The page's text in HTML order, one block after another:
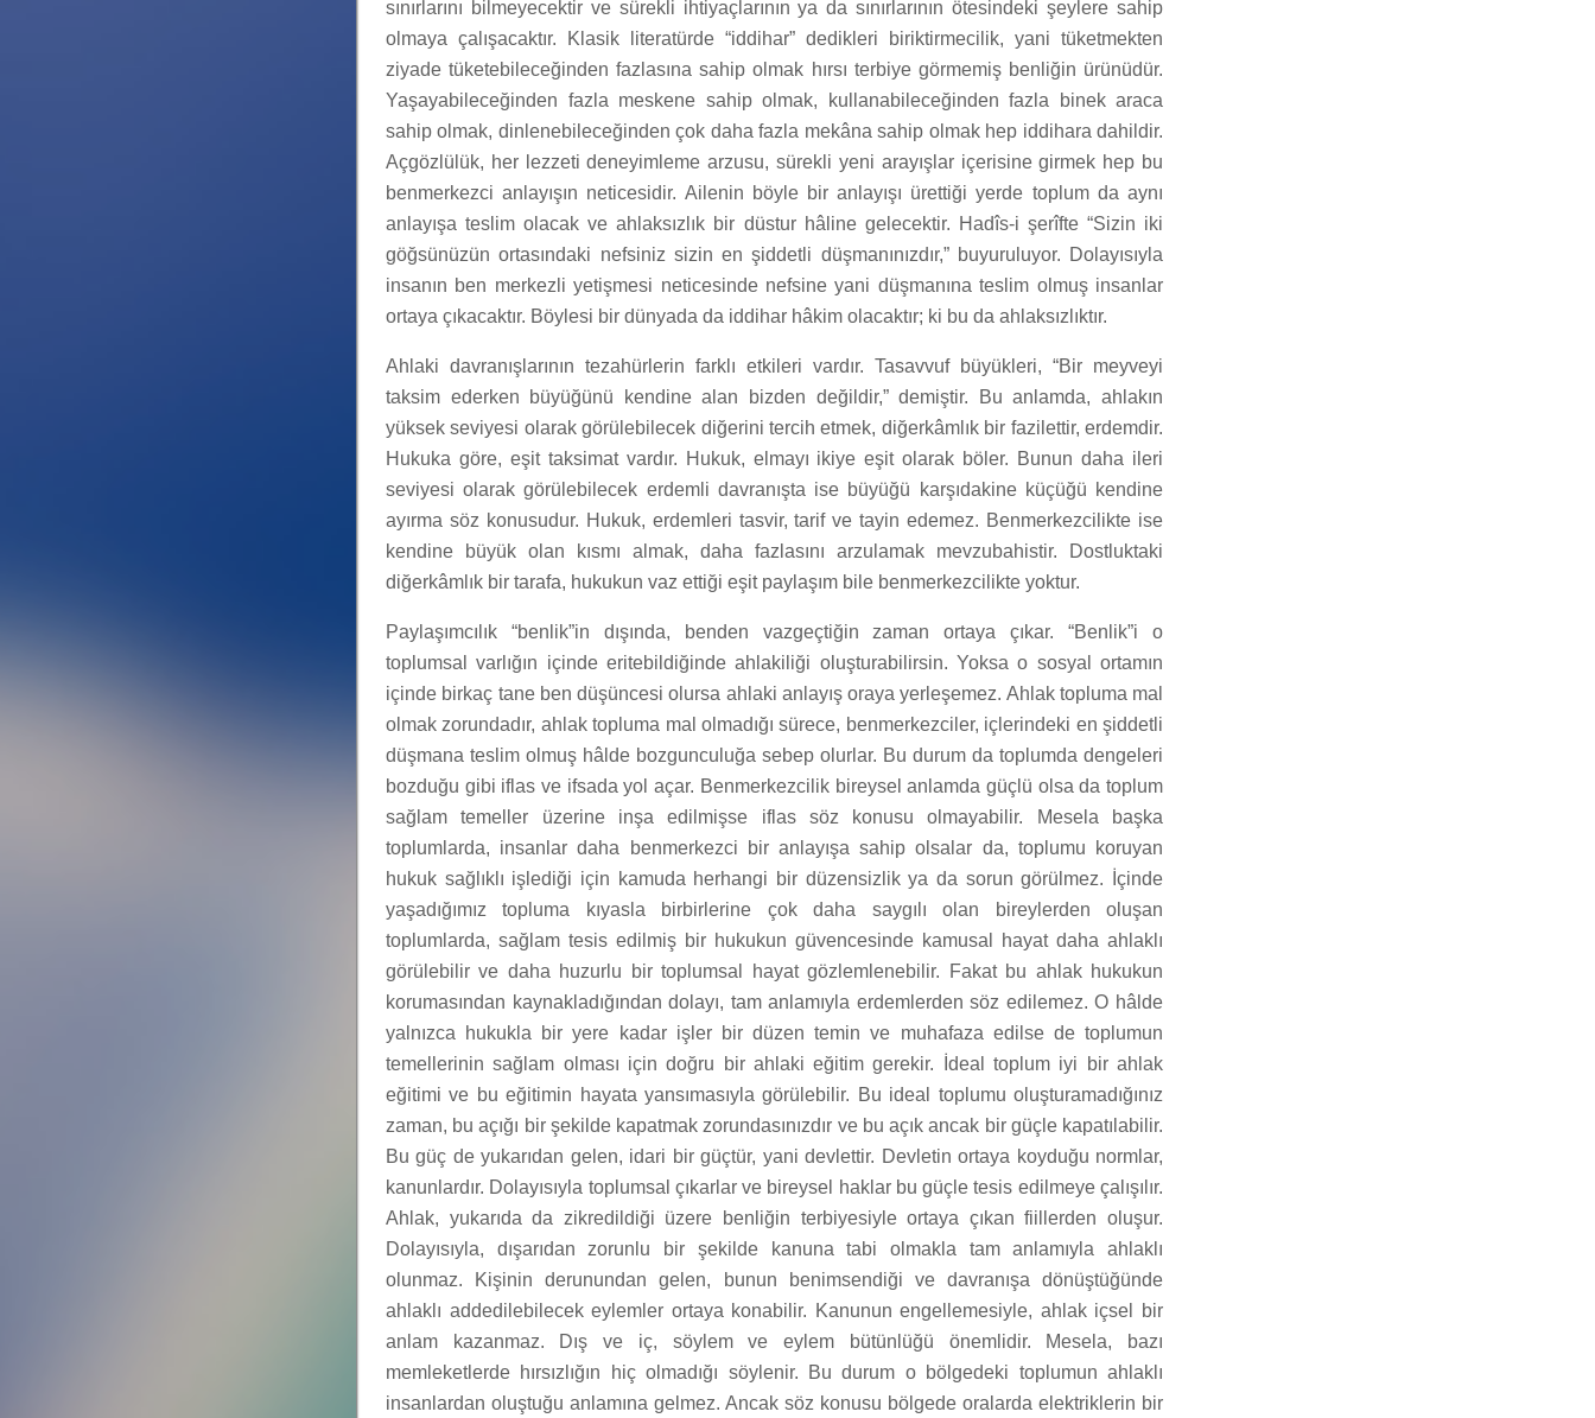
sınırlarını bilmeyecektir ve sürekli ihtiyaçlarının ya da sınırlarının ötesindeki şeylere sahip
olmaya çalışacaktır. Klasik literatürde “iddihar” dedikleri biriktirmecilik, yani tüketmekten
ziyade tüketebileceğinden fazlasına sahip olmak hırsı terbiye görmemiş benliğin ürünüdür.
Yaşayabileceğinden fazla meskene sahip olmak, kullanabileceğinden fazla binek araca
sahip olmak, dinlenebileceğinden çok daha fazla mekâna sahip olmak hep iddihara dahildir.
Açgözlülük, her lezzeti deneyimleme arzusu, sürekli yeni arayışlar içerisine girmek hep bu
benmerkezci anlayışın neticesidir. Ailenin böyle bir anlayışı ürettiği yerde toplum da aynı
anlayışa teslim olacak ve ahlaksızlık bir düstur hâline gelecektir. Hadîs-i şerîfte “Sizin iki
göğsünüzün ortasındaki nefsiniz sizin en şiddetli düşmanınızdır,” buyuruluyor. Dolayısıyla
insanın ben merkezli yetişmesi neticesinde nefsine yani düşmanına teslim olmuş insanlar
ortaya çıkacaktır. Böylesi bir dünyada da iddihar hâkim olacaktır; ki bu da ahlaksızlıktır.
Ahlaki davranışlarının tezahürlerin farklı etkileri vardır. Tasavvuf büyükleri, “Bir meyveyi
taksim ederken büyüğünü kendine alan bizden değildir,” demiştir. Bu anlamda, ahlakın
yüksek seviyesi olarak görülebilecek diğerini tercih etmek, diğerkâmlık bir fazilettir, erdemdir.
Hukuka göre, eşit taksimat vardır. Hukuk, elmayı ikiye eşit olarak böler. Bunun daha ileri
seviyesi olarak görülebilecek erdemli davranışta ise büyüğü karşıdakine küçüğü kendine
ayırma söz konusudur. Hukuk, erdemleri tasvir, tarif ve tayin edemez. Benmerkezcilikte ise
kendine büyük olan kısmı almak, daha fazlasını arzulamak mevzubahistir. Dostluktaki
diğerkâmlık bir tarafa, hukukun vaz ettiği eşit paylaşım bile benmerkezcilikte yoktur.
Paylaşımcılık “benlik”in dışında, benden vazgeçtiğin zaman ortaya çıkar. “Benlik”i o
toplumsal varlığın içinde eritebildiğinde ahlakiliği oluşturabilirsin. Yoksa o sosyal ortamın
içinde birkaç tane ben düşüncesi olursa ahlaki anlayış oraya yerleşemez. Ahlak topluma mal
olmak zorundadır, ahlak topluma mal olmadığı sürece, benmerkezciler, içlerindeki en şiddetli
düşmana teslim olmuş hâlde bozgunculuğa sebep olurlar. Bu durum da toplumda dengeleri
bozduğu gibi iflas ve ifsada yol açar. Benmerkezcilik bireysel anlamda güçlü olsa da toplum
sağlam temeller üzerine inşa edilmişse iflas söz konusu olmayabilir. Mesela başka
toplumlarda, insanlar daha benmerkezci bir anlayışa sahip olsalar da, toplumu koruyan
hukuk sağlıklı işlediği için kamuda herhangi bir düzensizlik ya da sorun görülmez. İçinde
yaşadığımız topluma kıyasla birbirlerine çok daha saygılı olan bireylerden oluşan
toplumlarda, sağlam tesis edilmiş bir hukukun güvencesinde kamusal hayat daha ahlaklı
görülebilir ve daha huzurlu bir toplumsal hayat gözlemlenebilir. Fakat bu ahlak hukukun
korumasından kaynakladığından dolayı, tam anlamıyla erdemlerden söz edilemez. O hâlde
yalnızca hukukla bir yere kadar işler bir düzen temin ve muhafaza edilse de toplumun
temellerinin sağlam olması için doğru bir ahlaki eğitim gerekir. İdeal toplum iyi bir ahlak
eğitimi ve bu eğitimin hayata yansımasıyla görülebilir. Bu ideal toplumu oluşturamadığınız
zaman, bu açığı bir şekilde kapatmak zorundasınızdır ve bu açık ancak bir güçle kapatılabilir.
Bu güç de yukarıdan gelen, idari bir güçtür, yani devlettir. Devletin ortaya koyduğu normlar,
kanunlardır. Dolayısıyla toplumsal çıkarlar ve bireysel haklar bu güçle tesis edilmeye çalışılır.
Ahlak, yukarıda da zikredildiği üzere benliğin terbiyesiyle ortaya çıkan fiillerden oluşur.
Dolayısıyla, dışarıdan zorunlu bir şekilde kanuna tabi olmakla tam anlamıyla ahlaklı
olunmaz. Kişinin derunundan gelen, bunun benimsendiği ve davranışa dönüştüğünde
ahlaklı addedilebilecek eylemler ortaya konabilir. Kanunun engellemesiyle, ahlak içsel bir
anlam kazanmaz. Dış ve iç, söylem ve eylem bütünlüğü önemlidir. Mesela, bazı
memleketlerde hırsızlığın hiç olmadığı söylenir. Bu durum o bölgedeki toplumun ahlaklı
insanlardan oluştuğu anlamına gelmez. Ancak söz konusu bölgede oralarda elektriklerin bir